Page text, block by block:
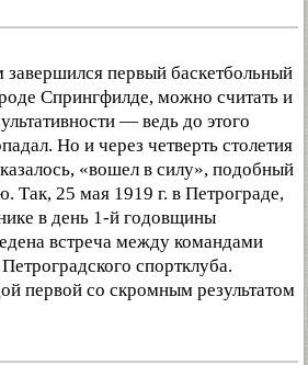
первый баскетбольный
Спрингфилде, можно считать и
— ведь до этого
Но и через четверть столетия
«вошел в силу», подобный
Так, 25 мая 1919 г. в Петрограде,
в день 1-й годовщины
встреча между командами
спортклуба.
первой со скромным результатом